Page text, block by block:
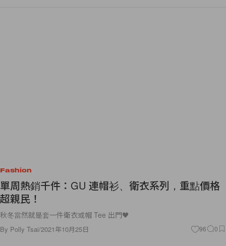
Fashion
單周熱銷千件：GU 連帽衫、衛衣系列，重點價格
超親民！
秋冬當然就是套一件衛衣或帽 Tee 出門🖤
By Polly Tsai/2021年10月25日 96 0